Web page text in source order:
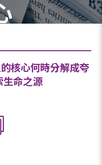
核心何時分解成夸
生命之源